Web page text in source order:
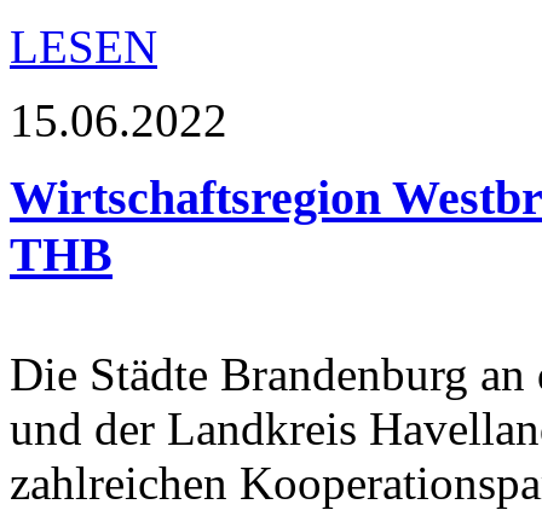
LESEN
15.06.2022
Wirtschaftsregion
THB
Die Städte Brandenburg
und der Landkreis
zahlreichen